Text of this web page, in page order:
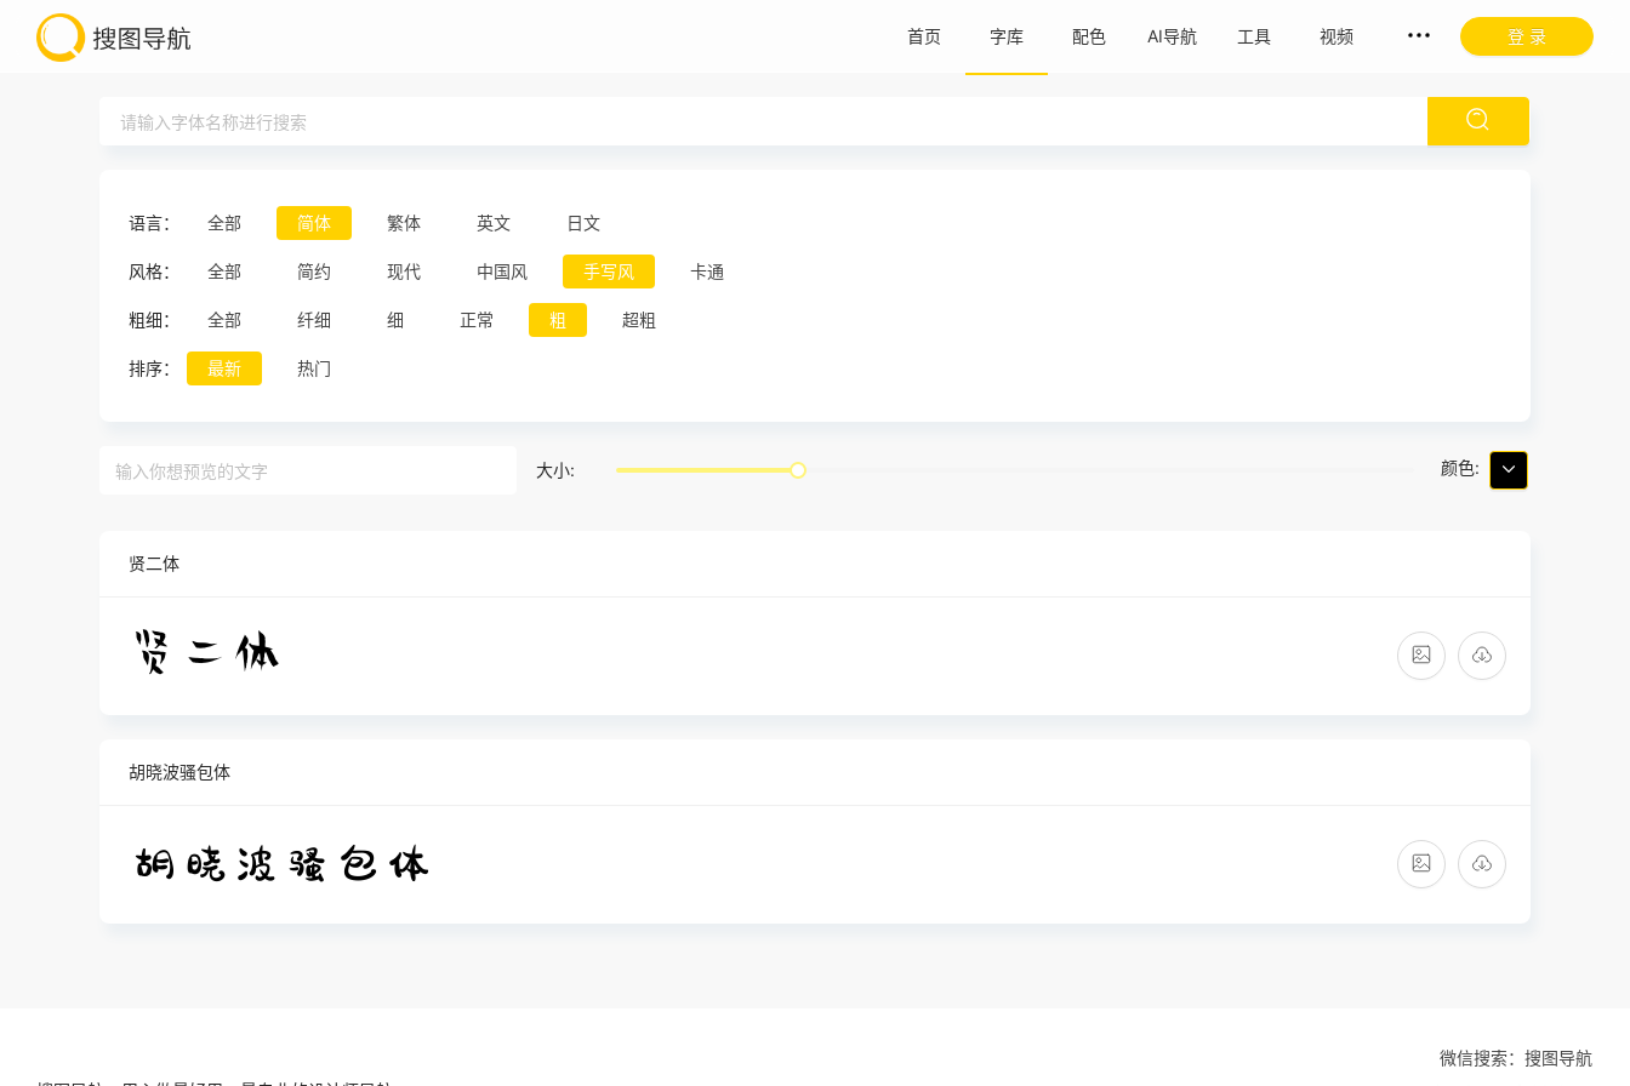
首页 字库 配色 AI导航 工具 视频 登 录
语言： 全部 简体 繁体 英文 日文
风格： 全部 简约 现代 中国风 手写风 卡通
粗细： 全部 纤细 细 正常 粗 超粗
排序： 最新 热门
大小: 颜色:
贤二体
胡晓波骚包体
微信搜索：搜图导航